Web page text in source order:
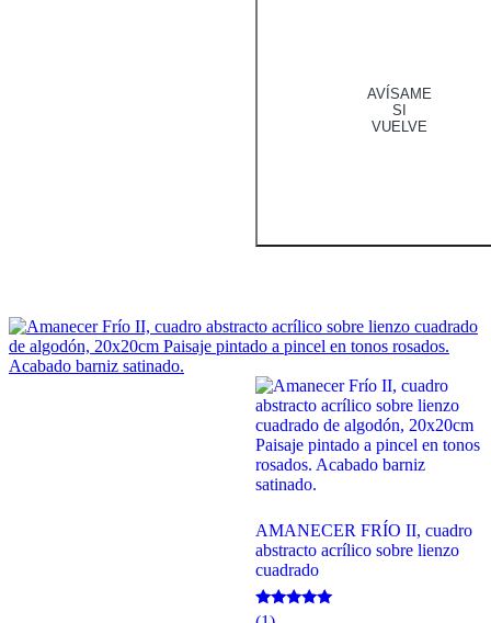
AVÍSAME
SI
VUELVE
AMANECER FRÍO II, cuadro
abstracto acrílico sobre lienzo
cuadrado
Valorado